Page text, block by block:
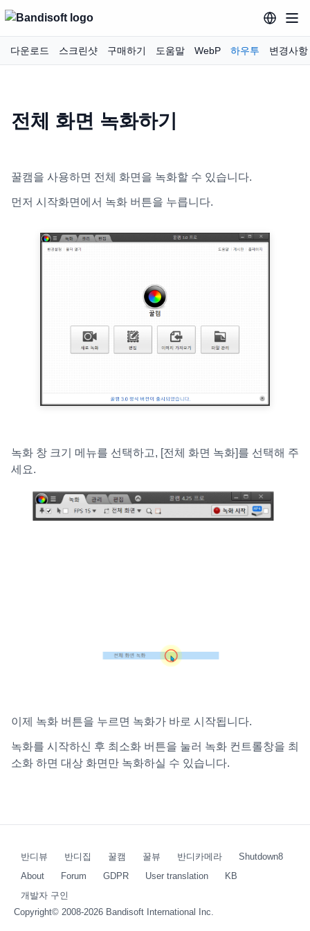
다운로드 스크린샷 구매하기 도움말 WebP 하우투 변경사항
전체 화면 녹화하기
꿀캠을 사용하면 전체 화면을 녹화할 수 있습니다.
먼저 시작화면에서 녹화 버튼을 누릅니다.
녹화 창 크기 메뉴를 선택하고, [전체 화면 녹화]를 선택해 주
세요.
이제 녹화 버튼을 누르면 녹화가 바로 시작됩니다.
녹화를 시작하신 후 최소화 버튼을 눌러 녹화 컨트롤창을 최
소화 하면 대상 화면만 녹화하실 수 있습니다.
반디뷰 반디집 꿀캠 꿀뷰 반디카메라
Shutdown8
About
Forum GDPR User translation
KB
개발자 구인
Copyright© 2008-2026 Bandisoft International Inc.